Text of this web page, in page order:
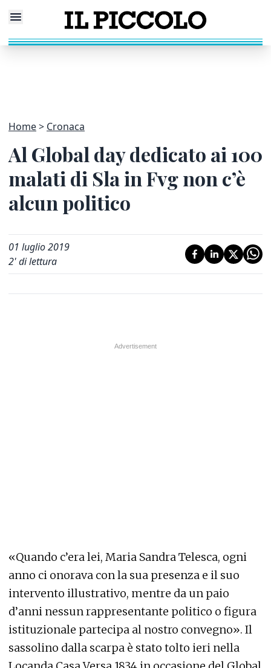
Home Cronaca
Al Global day dedicato ai 100
malati di Sla in Fvg non c’è
alcun politico
01 luglio 2019
2' di lettura
«Quando c’era lei, Maria Sandra Telesca, ogni
anno ci onorava con la sua presenza e il suo
intervento illustrativo, mentre da un paio
d’anni nessun rappresentante politico o figura
istituzionale partecipa al nostro convegno». Il
sassolino dalla scarpa è stato tolto ieri nella